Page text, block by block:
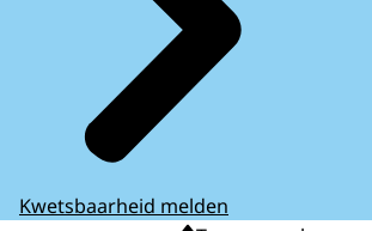
Kwetsbaarheid melden